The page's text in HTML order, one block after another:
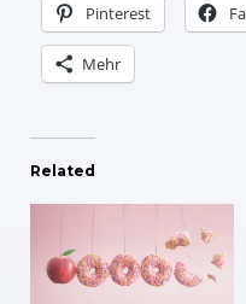
Pinterest
Mehr
Related